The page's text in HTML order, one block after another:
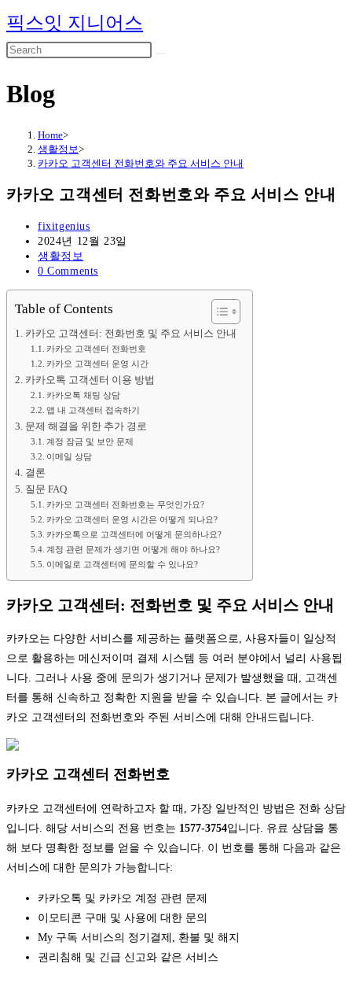
Skip
to
content
픽스잇 지니어스
Blog
Home>
생활정보>
카카오 고객센터 전화번호와 주요 서비스 안내
카카오 고객센터 전화번호와 주요 서비스 안내
Post
author:
fixitgenius
Post
published:
2024년 12월 23일
Post
category:
생활정보
Post
0 Comments
Table of Contents
카카오 고객센터: 전화번호 및 주요 서비스 안내
카카오 고객센터 전화번호
카카오 고객센터 운영 시간
카카오톡 고객센터 이용 방법
카카오톡 채팅 상담
앱 내 고객센터 접속하기
문제 해결을 위한 추가 경로
계정 잠금 및 보안 문제
이메일 상담
결론
질문 FAQ
카카오 고객센터 전화번호는 무엇인가요?
카카오 고객센터 운영 시간은 어떻게 되나요?
카카오톡으로 고객센터에 어떻게 문의하나요?
계정 관련 문제가 생기면 어떻게 해야 하나요?
이메일로 고객센터에 문의할 수 있나요?
카카오 고객센터: 전화번호 및 주요 서비스 안내
카카오는 다양한 서비스를 제공하는 플랫폼으로, 사용자들이 일상적
으로 활용하는 메신저이며 결제 시스템 등 여러 분야에서 널리 사용됩
니다. 그러나 사용 중에 문의가 생기거나 문제가 발생했을 때, 고객센
터를 통해 신속하고 정확한 지원을 받을 수 있습니다. 본 글에서는 카
카오 고객센터의 전화번호와 주된 서비스에 대해 안내드립니다.
카카오 고객센터 전화번호
카카오 고객센터에 연락하고자 할 때, 가장 일반적인 방법은 전화 상담
입니다. 해당 서비스의 전용 번호는 1577-3754입니다. 유료 상담을 통
해 보다 명확한 정보를 얻을 수 있습니다. 이 번호를 통해 다음과 같은
서비스에 대한 문의가 가능합니다:
카카오톡 및 카카오 계정 관련 문제
이모티콘 구매 및 사용에 대한 문의
My 구독 서비스의 정기결제, 환불 및 해지
권리침해 및 긴급 신고와 같은 서비스